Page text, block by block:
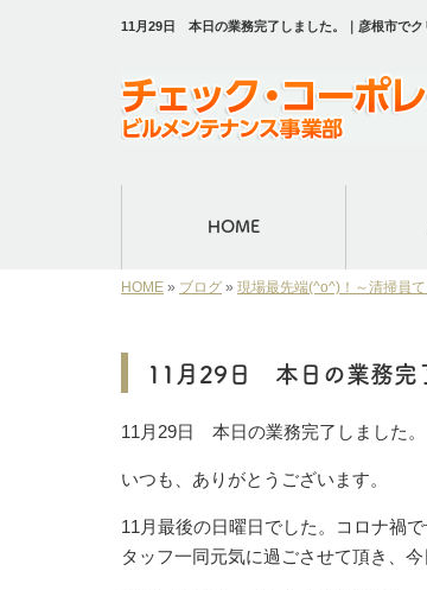
11月29日 本日の業務完了しました。｜彦根市で
HOME
HOME » ブログ » 現場最先端(^o^)！～清掃員て
11月29日 本日の業務完
11月29日 本日の業務完了しました。
いつも、ありがとうございます。
11月最後の日曜日でした。コロナ禍
タッフ一同元気に過ごさせて頂き、